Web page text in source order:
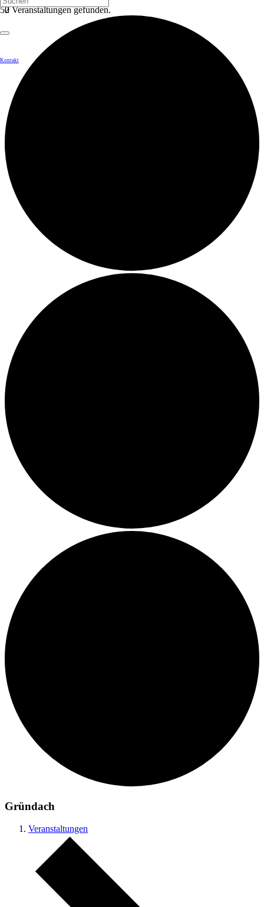
Kontakt
2 Veranstaltungen gefunden.
Gründach
Veranstaltungen